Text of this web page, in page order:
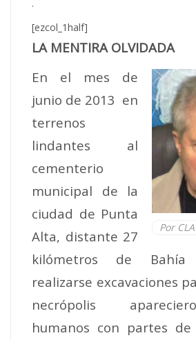
.
[ezcol_1half]
LA MENTIRA OLVIDADA
Por
En el mes de
junio de 2013 en
terrenos
lindantes al
cementerio
municipal de la
ciudad de Punta
Alta, distante 27
kilómetros de
realizarse excavaciones
necrópolis
humanos con partes